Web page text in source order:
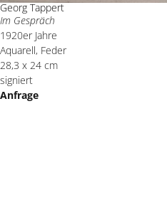
Georg Tappert
Im Gespräch
1920er Jahre
Aquarell, Feder
28,3 x 24 cm
signiert
Anfrage